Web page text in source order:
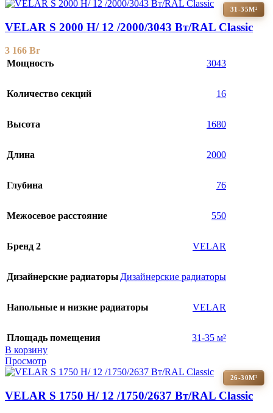
31-35М²
VELAR S 2000 H/ 12 /2000/3043 Вт/RAL Classic
3 166 Br
Мощность
3043
Количество секций 16
Высота 1680
Длина 2000
Глубина 76
Межосевое расстояние 550
Бренд 2 VELAR
Дизайнерские радиаторы Дизайнерские радиаторы
Напольные и низкие радиаторы VELAR
Площадь помещения
31-35 м²
В корзину
Просмотр
26-30М²
VELAR S 1750 H/ 12 /1750/2637 Вт/RAL Classic